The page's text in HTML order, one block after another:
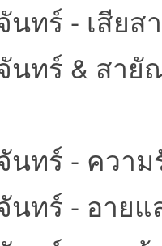
ทร์ - เสียส
นทร์ & สา
นทร์ - ควา
นทร์ - อาย